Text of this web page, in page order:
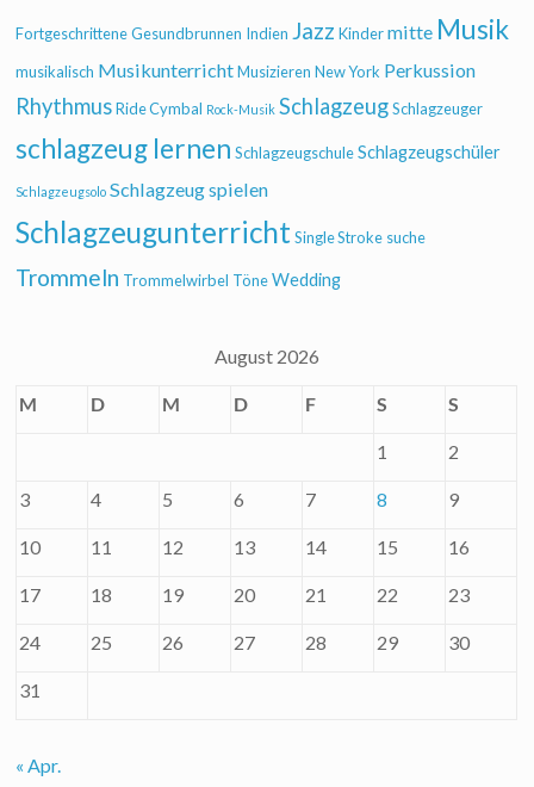
Fortgeschrittene Gesundbrunnen Indien Jazz Kinder mitte Musik
musikalisch Musikunterricht Musizieren New York Perkussion
Rhythmus Ride Cymbal Rock-Musik Schlagzeug Schlagzeuger
schlagzeug lernen Schlagzeugschule Schlagzeugschüler
Schlagzeugsolo Schlagzeug spielen
Schlagzeugunterricht Single Stroke suche
Trommeln Trommelwirbel Töne Wedding
August 2026
M D M D F S S
1 2
3 4 5 6 7 8 9
10 11 12 13 14 15 16
17 18 19 20 21 22 23
24 25 26 27 28 29 30
31
« Apr.